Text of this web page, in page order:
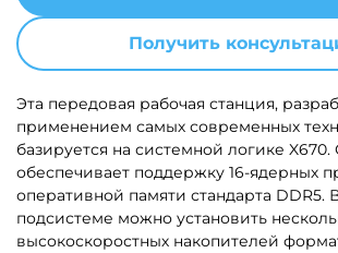
Эта передовая рабочая станция,
применением самых современных
базируется на системной логике X670.
обеспечивает поддержку 16-ядерных
оперативной памяти стандарта DDR5.
подсистеме можно установить
высокоскоростных накопителей
Получить